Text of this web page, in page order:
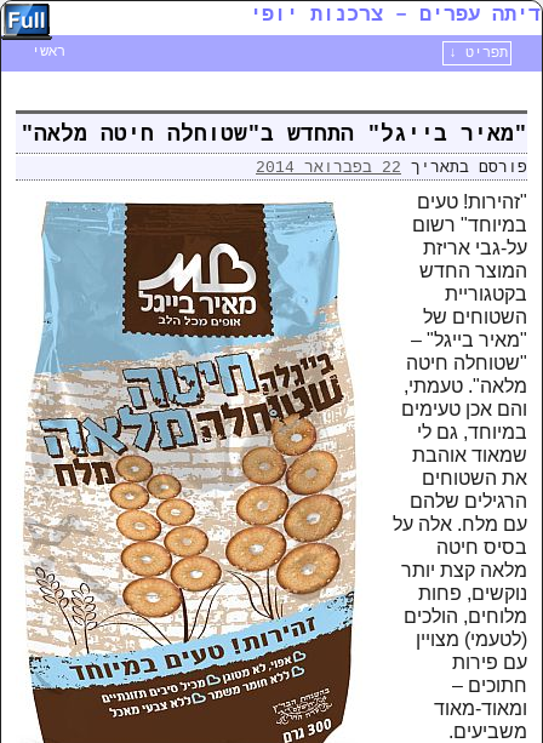
דיתה עפרים – צרכנות יופי
ראשי
תפריט ↓
"מאיר בייגל" התחדש ב"שטוחלה חיטה מלאה"
פורסם בתאריך 22 בפברואר 2014
"זהירות! טעים
במיוחד" רשום
על-גבי אריזת
המוצר החדש
בקטגוריית
השטוחים של
"מאיר בייגל" –
"שטוחלה חיטה
מלאה". טעמתי,
והם אכן טעימים
במיוחד, גם לי
שמאוד אוהבת
את השטוחים
הרגילים שלהם
עם מלח. אלה על
בסיס חיטה
מלאה קצת יותר
נוקשים, פחות
מלוחים, הולכים
(לטעמי) מצויין
עם פירות
חתוכים –
ומאוד-מאוד
משביעים.